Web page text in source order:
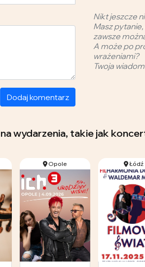
Dodaj komentarz
Nikt jeszcze
Masz
zawsze
A może po
wrażeniami?
Twoja
wydarzenia, takie jak
Opole Łódź